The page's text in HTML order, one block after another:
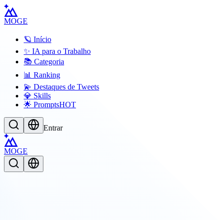
MOGE
🪐 Início
✨ IA para o Trabalho
📚 Categoria
📊 Ranking
💫 Destaques de Tweets
💎 Skills
🌟 PromptsHOT
Entrar
MOGE